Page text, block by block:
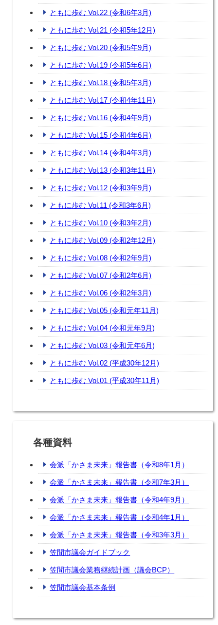
ともに歩む Vol.22 (令和6年3月)
ともに歩む Vol.21 (令和5年12月)
ともに歩む Vol.20 (令和5年9月)
ともに歩む Vol.19 (令和5年6月)
ともに歩む Vol.18 (令和5年3月)
ともに歩む Vol.17 (令和4年11月)
ともに歩む Vol.16 (令和4年9月)
ともに歩む Vol.15 (令和4年6月)
ともに歩む Vol.14 (令和4年3月)
ともに歩む Vol.13 (令和3年11月)
ともに歩む Vol.12 (令和3年9月)
ともに歩む Vol.11 (令和3年6月)
ともに歩む Vol.10 (令和3年2月)
ともに歩む Vol.09 (令和2年12月)
ともに歩む Vol.08 (令和2年9月)
ともに歩む Vol.07 (令和2年6月)
ともに歩む Vol.06 (令和2年3月)
ともに歩む Vol.05 (令和元年11月)
ともに歩む Vol.04 (令和元年9月)
ともに歩む Vol.03 (令和元年6月)
ともに歩む Vol.02 (平成30年12月)
ともに歩む Vol.01 (平成30年11月)
各種資料
会派「かさま未来」報告書（令和8年1月）
会派「かさま未来」報告書（令和7年3月）
会派「かさま未来」報告書（令和4年9月）
会派「かさま未来」報告書（令和4年1月）
会派「かさま未来」報告書（令和3年3月）
笠間市議会ガイドブック
笠間市議会業務継続計画（議会BCP）
笠間市議会基本条例